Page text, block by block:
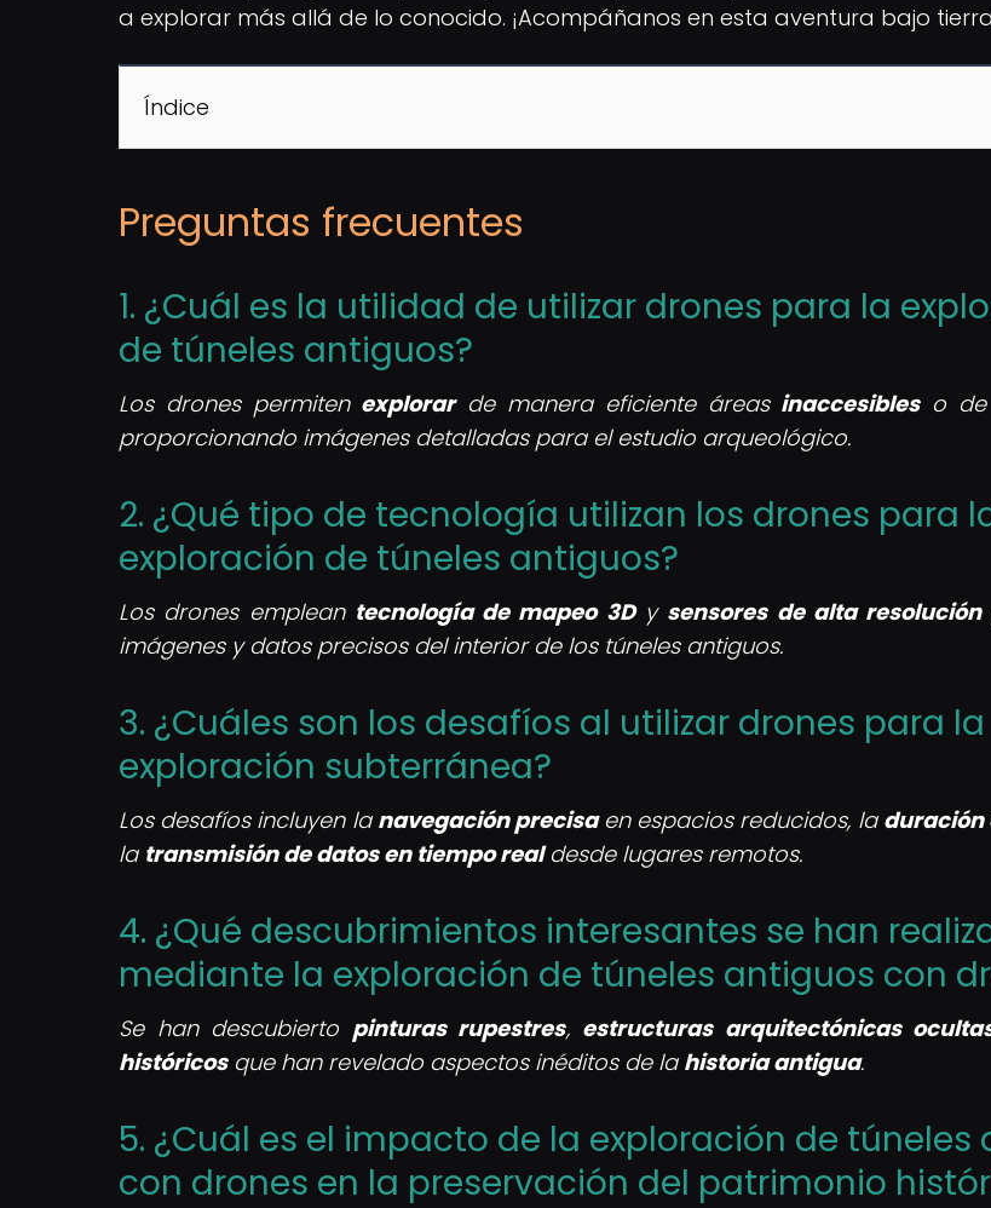
a explorar más allá de lo conocido. ¡Acompáñanos en esta aventura bajo
Índice
Preguntas frecuentes
1. ¿Cuál es la utilidad de utilizar drones para la
de túneles antiguos?
Los drones permiten explorarde manera eficiente áreas inaccesibleso de
proporcionando imágenes detalladas para el estudio arqueológico.
2. ¿Qué tipo de tecnología utilizan los drones para
exploración de túneles antiguos?
Los drones emplean tecnología de mapeo 3Dy sensores de alta resolución
imágenes y datos precisos del interior de los túneles antiguos.
3. ¿Cuáles son los desafíos al utilizar drones para la
exploración subterránea?
Los desafíos incluyen la navegación precisaen espacios reducidos, la duración
la transmisión de datos en tiempo realdesde lugares remotos.
4. ¿Qué descubrimientos interesantes se han
mediante la exploración de túneles antiguos con
Se han descubierto pinturas rupestres, estructuras arquitectónicas
históricosque han revelado aspectos inéditos de la historia antigua.
5. ¿Cuál es el impacto de la exploración de túneles
con drones en la preservación del patrimonio